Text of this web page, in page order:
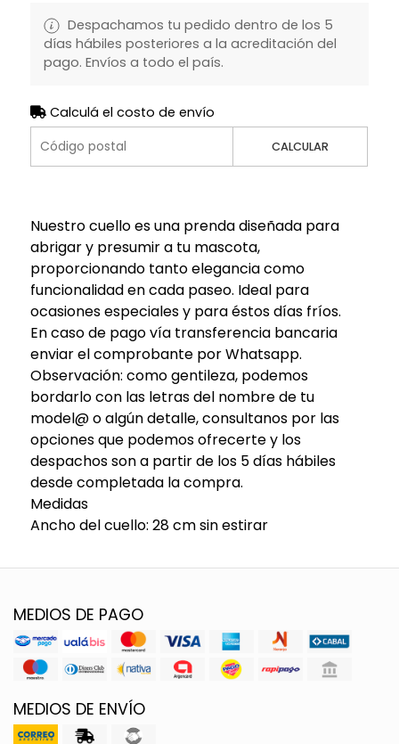
Despachamos tu pedido dentro de los 5
días hábiles posteriores a la acreditación del
pago. Envíos a todo el país.
Calculá el costo de envío
CALCULAR
Nuestro cuello es una prenda diseñada para
abrigar y presumir a tu mascota,
proporcionando tanto elegancia como
funcionalidad en cada paseo. Ideal para
ocasiones especiales y para éstos días fríos.
En caso de pago vía transferencia bancaria
enviar el comprobante por Whatsapp.
Observación: como gentileza, podemos
bordarlo con las letras del nombre de tu
model@ o algún detalle, consultanos por las
opciones que podemos ofrecerte y los
despachos son a partir de los 5 días hábiles
desde completada la compra.
Medidas
Ancho del cuello: 28 cm sin estirar
MEDIOS DE PAGO
MEDIOS DE ENVÍO